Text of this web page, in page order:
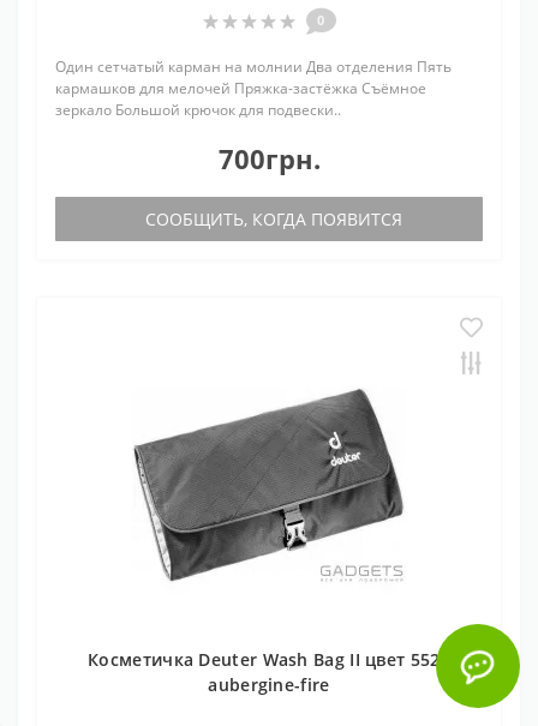
0
Один сетчатый карман на молнии Два отделения Пять
кармашков для мелочей Пряжка-застёжка Съёмное
зеркало Большой крючок для подвески..
700грн.
СООБЩИТЬ, КОГДА ПОЯВИТСЯ
Косметичка Deuter Wash Bag II цвет 5522
aubergine-fire